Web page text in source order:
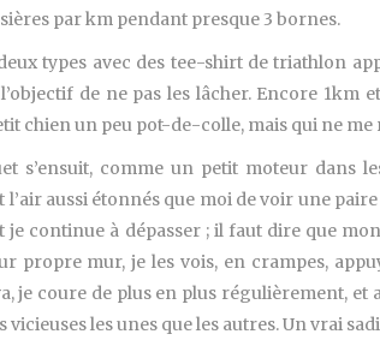
par km pendant presque 3 bornes.
types avec des tee-shirt de triathlon
de ne pas les lâcher. Encore 1km
chien un peu pot-de-colle, mais qui ne
s’ensuit, comme un petit moteur dans
aussi étonnés que moi de voir une
continue à dépasser ; il faut dire que
propre mur, je les vois, en crampes,
je coure de plus en plus régulièrement, et
les unes que les autres. Un vrai